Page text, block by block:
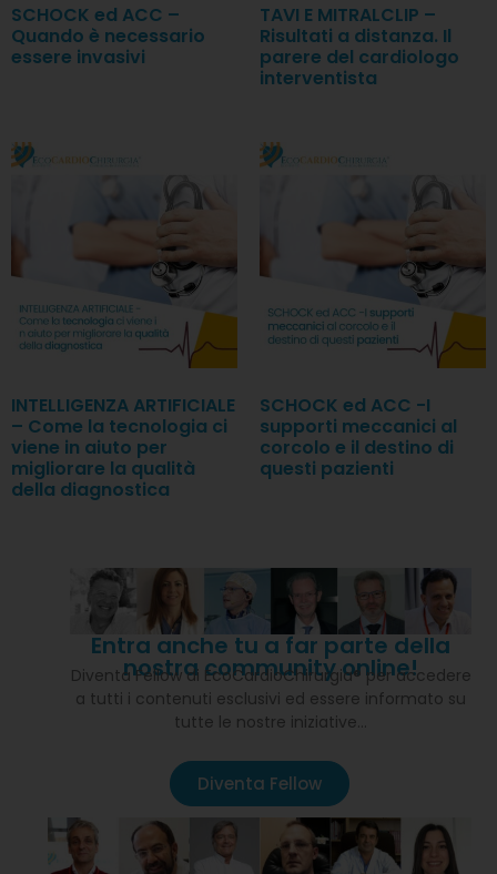
SCHOCK ed ACC –
Quando è necessario
essere invasivi
TAVI E MITRALCLIP –
Risultati a distanza. Il
parere del cardiologo
interventista
INTELLIGENZA ARTIFICIALE
– Come la tecnologia ci
viene in aiuto per
migliorare la qualità
della diagnostica
SCHOCK ed ACC -I
supporti meccanici al
corcolo e il destino di
questi pazienti
Entra anche tu a far parte della
nostra community online!
Diventa Fellow di EcoCardioChirurgia® per accedere
a tutti i contenuti esclusivi ed essere informato su
tutte le nostre iniziative…
Diventa Fellow